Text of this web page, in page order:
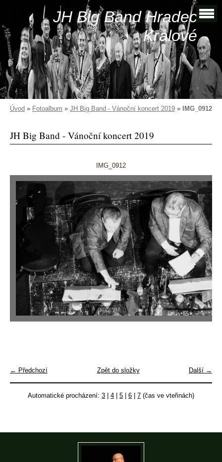
JH Big Band Hradec
Králové
Úvod » Fotoalbum » JH Big Band - Vánoční koncert 2019 » IMG_0912
JH Big Band - Vánoční koncert 2019
IMG_0912
← Předchozí Další →
Zpět do složky
Automatické procházení: 3 4 5 6 7 (čas ve vteřinách)